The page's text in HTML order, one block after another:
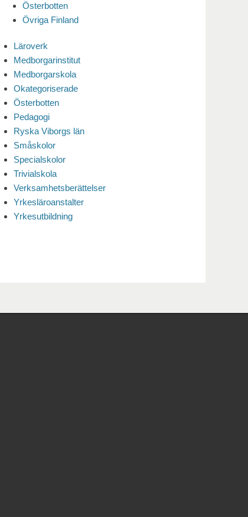
Österbotten
Övriga Finland
Läroverk
Medborgarinstitut
Medborgarskola
Okategoriserade
Österbotten
Pedagogi
Ryska Viborgs län
Småskolor
Specialskolor
Trivialskola
Verksamhetsberättelser
Yrkesläroanstalter
Yrkesutbildning